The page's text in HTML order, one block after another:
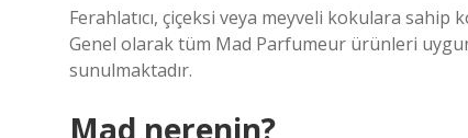
Ferahlatıcı, çiçeksi veya meyveli kokulara sahip
Genel olarak tüm Mad Parfumeur ürünleri
sunulmaktadır.
Mad nerenin?